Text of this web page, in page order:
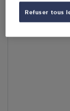
Refuser tous